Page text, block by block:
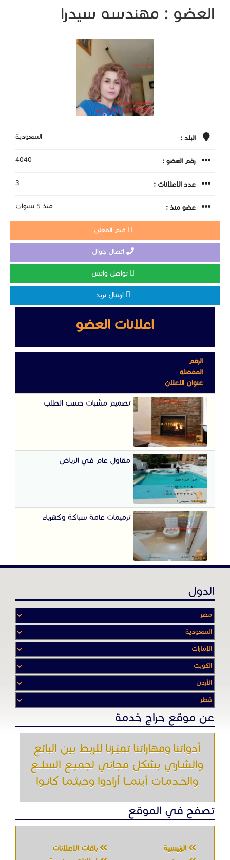
العضو : مهندسه سيدرا
البلد : السعودية
رقم العضو : 4040
عدد الاعلانات : 3
عضو منذ : منذ 5 سنوات
قيم المعلن
اتصال جوال
تواصل واتس
ارسال بريد
اعلانات العضو
الرقم
المفضلة
عنوان الاعلان
تصميم مشبات حسب الطلب
مقاول عام في الرياض
ترميمات عامة سباكة وكهرباء
الدول
عن موقع حراج خدمة
أدواتنا ومهاراتنا تميّـزنا للربط بين البائع
والشـاري بشكل مجاني لجميـع السلــع
والخـدمـات أينمـــا أرادوا وحيثـمـا كانـوا
تصفح في الموقع
الرئيسية
باقات الإعلانات